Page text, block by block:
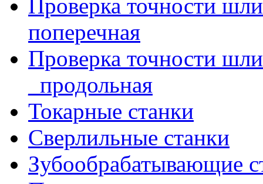
Проверка точности
поперечная
Проверка точности
_продольная
Токарные станки
Сверлильные станки
Зубообрабатывающие